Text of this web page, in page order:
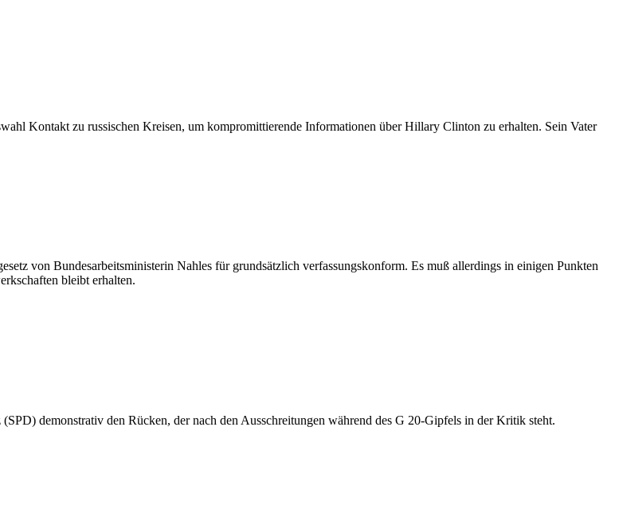
Kontakt zu russischen Kreisen, um kompromittierende Informationen über Hillary Clinton zu erhalten. Sein Vater
von Bundesarbeitsministerin Nahles für grundsätzlich verfassungskonform. Es muß allerdings in einigen Punkten
bleibt erhalten.
demonstrativ den Rücken, der nach den Ausschreitungen während des G 20-Gipfels in der Kritik steht.